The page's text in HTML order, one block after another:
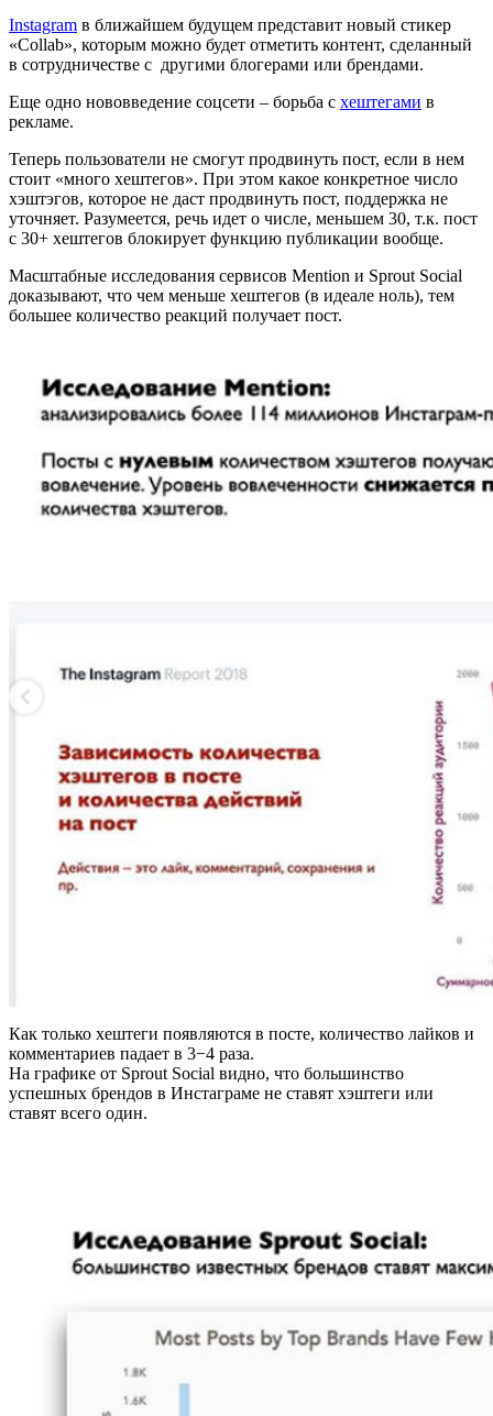
Instagram в ближайшем будущем представит новый стикер
«Collab», которым можно будет отметить контент, сделанный
в сотрудничестве с другими блогерами или брендами.
Еще одно нововведение соцсети – борьба с хештегами в
рекламе.
Теперь пользователи не смогут продвинуть пост, если в нем
стоит «много хештегов». При этом какое конкретное число
хэштэгов, которое не даст продвинуть пост, поддержка не
уточняет. Разумеется, речь идет о числе, меньшем 30, т.к. пост
с 30+ хештегов блокирует функцию публикации вообще.
Масштабные исследования сервисов Mention и Sprout Social
доказывают, что чем меньше хештегов (в идеале ноль), тем
большее количество реакций получает пост.
Как только хештеги появляются в посте, количество лайков и
комментариев падает в 3−4 раза.
На графике от Sprout Social видно, что большинство
успешных брендов в Инстаграме не ставят хэштеги или
ставят всего один.